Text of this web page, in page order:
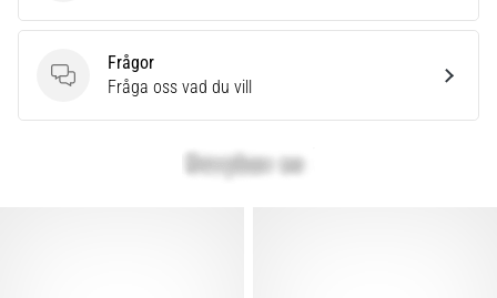
Frågor
Frågor
Fråga oss vad du vill